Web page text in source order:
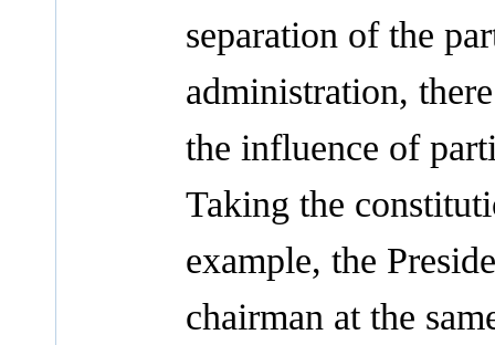
separation of the
administration,
the influence of
Taking the
example, the
chairman at the